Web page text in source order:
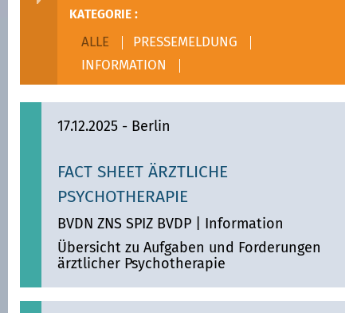
KATEGORIE :
ALLE
PRESSEMELDUNG
INFORMATION
17.12.2025 - Berlin
FACT SHEET ÄRZTLICHE
PSYCHOTHERAPIE
BVDN ZNS SPIZ BVDP
Information
Übersicht zu Aufgaben und Forderungen
ärztlicher Psychotherapie